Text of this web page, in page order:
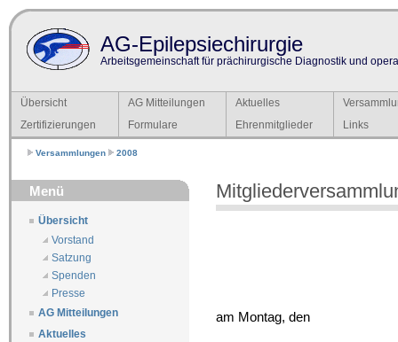
AG-Epilepsiechirurgie
Arbeitsgemeinschaft für prächirurgische Diagnostik und
Übersicht AG Mitteilungen Aktuelles
Zertifizierungen
Formulare Ehrenmitglieder Links
Versammlungen 2008
Menü
Übersicht
Vorstand
Satzung
Spenden
Presse
AG Mitteilungen
Aktuelles
am Montag, den